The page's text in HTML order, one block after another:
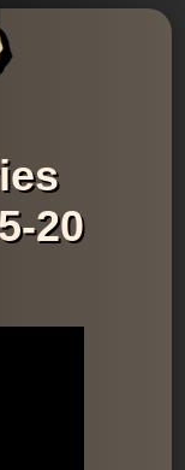
20